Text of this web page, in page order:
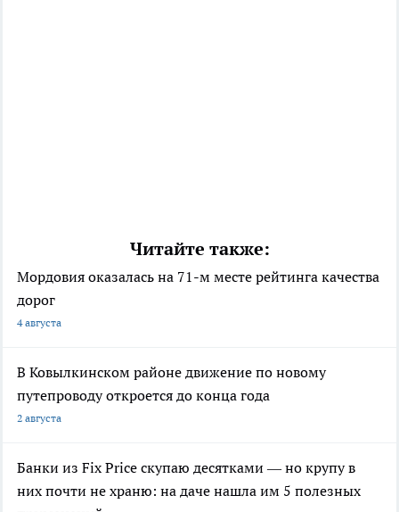
Читайте также:
Мордовия оказалась на 71-м месте рейтинга качества
дорог
4 августа
В Ковылкинском районе движение по новому
путепроводу откроется до конца года
2 августа
Банки из Fix Price скупаю десятками — но крупу в
них почти не храню: на даче нашла им 5 полезных